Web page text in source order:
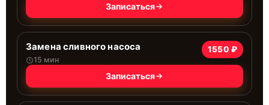
Записаться
Замена сливного насоса
15 мин
1550 ₽
Записаться